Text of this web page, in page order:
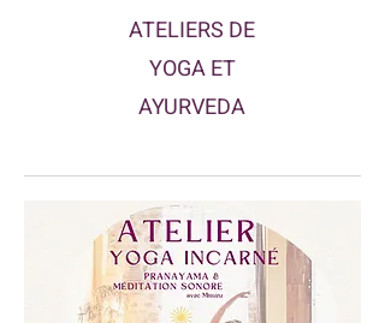
ATELIERS DE
YOGA ET
AYURVEDA